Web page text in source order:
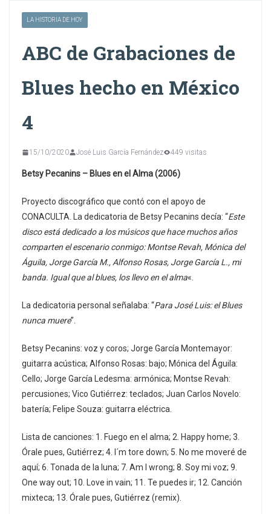
LA HISTORIA DE HOY
ABC de Grabaciones de
Blues hecho en México
4
15/10/2020 José Luis García Fernández 449 visitas
Betsy Pecanins – Blues en el Alma (2006)
Proyecto discográfico que contó con el apoyo de
CONACULTA. La dedicatoria de Betsy Pecanins decía: “Este
disco está dedicado a los músicos que hace muchos años
comparten el escenario conmigo: Montse Revah, Mónica del
Águila, Jorge García M., Alfonso Rosas, Jorge García L., mi
banda. Igual que al blues, los llevo en el alma«.
La dedicatoria personal señalaba: “Para José Luis: el Blues
nunca muere”.
Betsy Pecanins: voz y coros; Jorge García Montemayor:
guitarra acústica; Alfonso Rosas: bajo; Mónica del Águila:
Cello; Jorge García Ledesma: armónica; Montse Revah:
percusiones; Vico Gutiérrez: teclados; Juan Carlos Novelo:
batería; Felipe Souza: guitarra eléctrica.
Lista de canciones: 1. Fuego en el alma; 2. Happy home; 3.
Órale pues, Gutiérrez; 4. I´m tore down; 5. No me moveré de
aquí; 6. Tonada de la luna; 7. Am I wrong; 8. Soy mi voz; 9.
One way out; 10. Love in vain; 11. Te puedes ir; 12. Canción
mixteca; 13. Órale pues, Gutiérrez (remix).